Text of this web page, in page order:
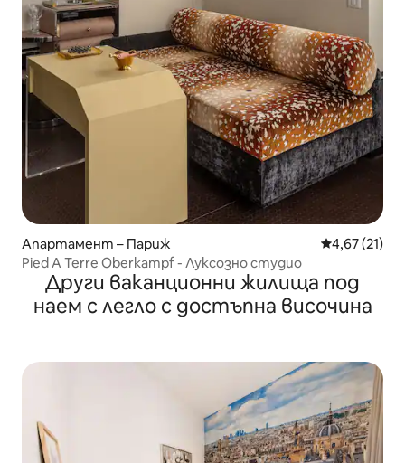
Апартамент – Париж Средна
4,67 (21)
Pied A Terre Oberkampf - Луксозно студио
Други ваканционни жилища под
наем с легло с достъпна височина